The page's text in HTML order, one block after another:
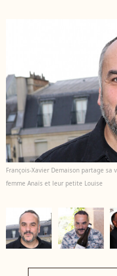
François-Xavier Demaison partage
femme Anaïs et leur petite Louise